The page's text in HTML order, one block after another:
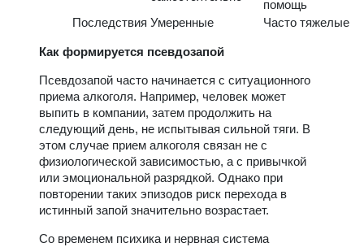
помощь
Последствия Умеренные Часто тяжелые
Как формируется псевдозапой
Псевдозапой часто начинается с ситуационного
приема алкоголя. Например, человек может
выпить в компании, затем продолжить на
следующий день, не испытывая сильной тяги. В
этом случае прием алкоголя связан не с
физиологической зависимостью, а с привычкой
или эмоциональной разрядкой. Однако при
повторении таких эпизодов риск перехода в
истинный запой значительно возрастает.
Со временем психика и нервная система